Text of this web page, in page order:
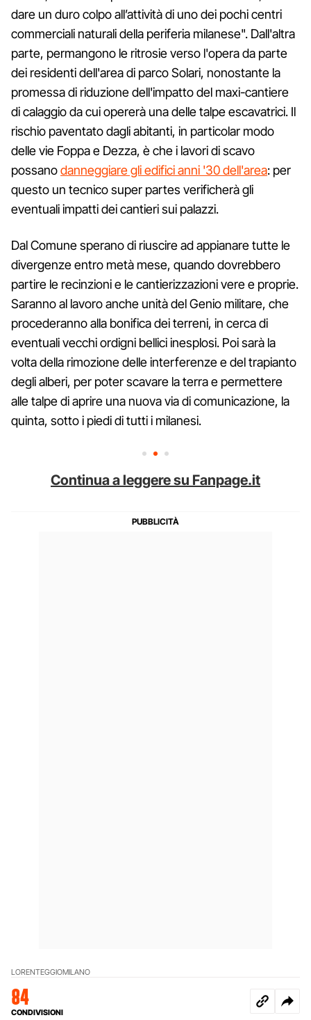
dare un duro colpo all’attività di uno dei pochi centri
commerciali naturali della periferia milanese". Dall'altra
parte, permangono le ritrosie verso l'opera da parte
dei residenti dell'area di parco Solari, nonostante la
promessa di riduzione dell'impatto del maxi-cantiere
di calaggio da cui opererà una delle talpe escavatrici. Il
rischio paventato dagli abitanti, in particolar modo
delle vie Foppa e Dezza, è che i lavori di scavo
possanodanneggiare gli edifici anni '30 dell'area: per
questo un tecnico super partes verificherà gli
eventuali impatti dei cantieri sui palazzi.
Dal Comune sperano di riuscire ad appianare tutte le
divergenze entro metà mese, quando dovrebbero
partire le recinzioni e le cantierizzazioni vere e proprie.
Saranno al lavoro anche unità del Genio militare, che
procederanno alla bonifica dei terreni, in cerca di
eventuali vecchi ordigni bellici inesplosi. Poi sarà la
volta della rimozione delle interferenze e del trapianto
degli alberi, per poter scavare la terra e permettere
alle talpe di aprire una nuova via di comunicazione, la
quinta, sotto i piedi di tutti i milanesi.
Continua a leggere su Fanpage.it
LORENTEGGIOMILANO
84
CONDIVISIONI